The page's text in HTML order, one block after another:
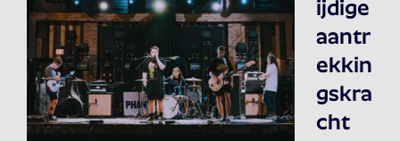
ijdige
aantr
ekkin
gskra
cht